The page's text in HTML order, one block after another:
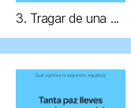
3. Tragar de una ...